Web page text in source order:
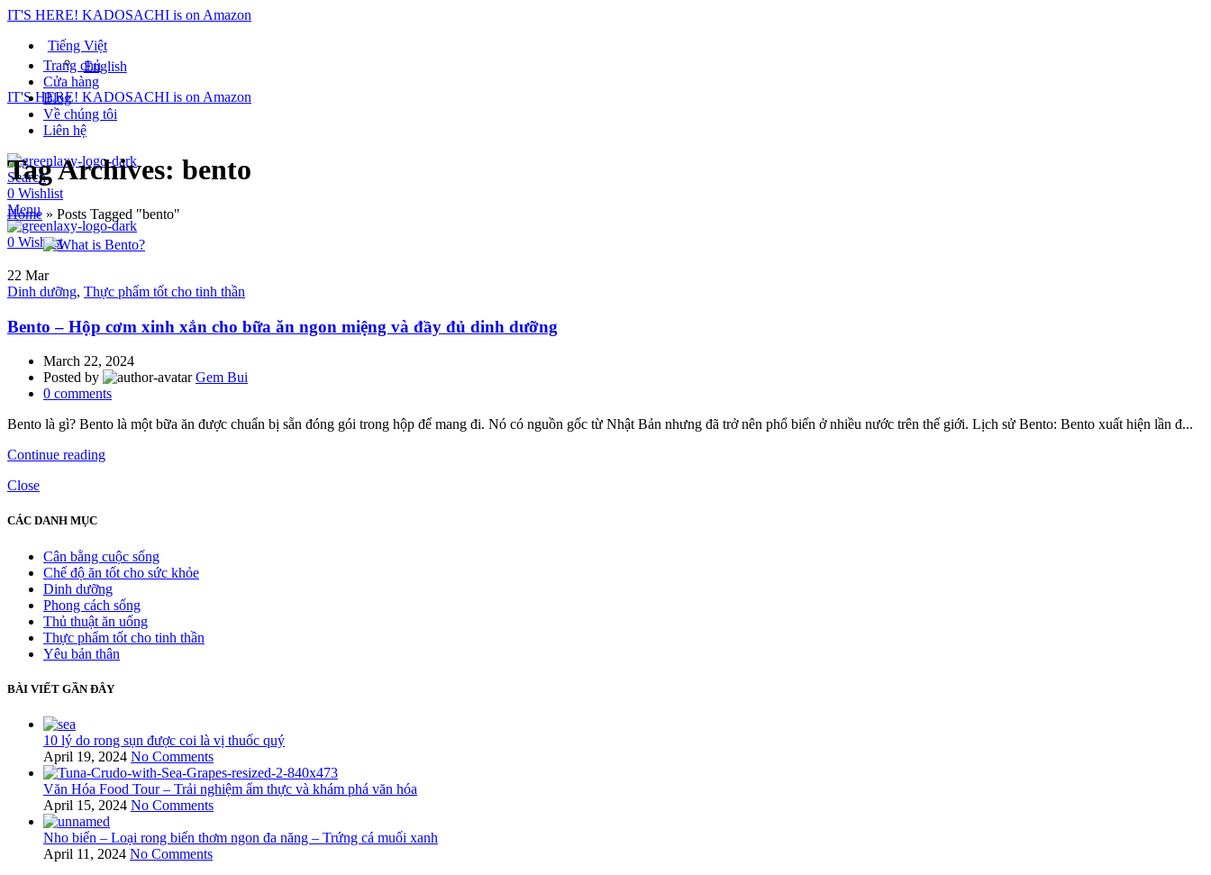
IT'S HERE! KADOSACHI is on Amazon
Tiếng Việt
English
IT'S HERE! KADOSACHI is on Amazon
Trang chủ
Cửa hàng
Blog
Về chúng tôi
Liên hệ
Search
0 Wishlist
Menu
0 Wishlist
Tag Archives: bento
Home » Posts Tagged "bento"
22 Mar
Dinh dưỡng, Thực phẩm tốt cho tinh thần
Bento – Hộp cơm xinh xắn cho bữa ăn ngon miệng và đầy đủ dinh dưỡng
March 22, 2024
Posted by
Gem Bui
0 comments
Bento là gì? Bento là một bữa ăn được chuẩn bị sẵn đóng gói trong hộp để mang đi. Nó có nguồn gốc từ Nhật Bản nhưng đã trở nên phổ biến ở nhiều nước trên thế giới. Lịch sử Bento: Bento xuất hiện lần đ...
Continue reading
Close
CÁC DANH MỤC
Cân bằng cuộc sống
Chế độ ăn tốt cho sức khỏe
Dinh dưỡng
Phong cách sống
Thủ thuật ăn uống
Thực phẩm tốt cho tinh thần
Yêu bản thân
BÀI VIẾT GẦN ĐÂY
10 lý do rong sụn được coi là vị thuốc quý
April 19, 2024 No Comments
Văn Hóa Food Tour – Trải nghiệm ẩm thực và khám phá văn hóa
April 15, 2024 No Comments
Nho biển – Loại rong biển thơm ngon đa năng – Trứng cá muối xanh
April 11, 2024 No Comments